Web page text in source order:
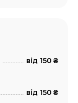
від 150 ₴
від 150 ₴